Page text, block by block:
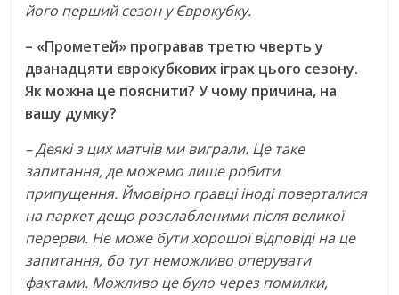
його перший сезон у Єврокубку.
– «Прометей» програвав третю чверть у
дванадцяти єврокубкових іграх цього сезону.
Як можна це пояснити? У чому причина, на
вашу думку?
– Деякі з цих матчів ми виграли. Це таке
запитання, де можемо лише робити
припущення. Ймовірно гравці іноді поверталися
на паркет дещо розслабленими після великої
перерви. Не може бути хорошої відповіді на це
запитання, бо тут неможливо оперувати
фактами. Можливо це було через помилки,